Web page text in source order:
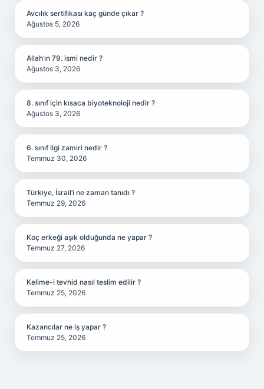
Avcılık sertifikası kaç günde çıkar ?
Ağustos 5, 2026
Allah’ın 79. ismi nedir ?
Ağustos 3, 2026
8. sınıf için kısaca biyoteknoloji nedir ?
Ağustos 3, 2026
6. sınıf ilgi zamiri nedir ?
Temmuz 30, 2026
Türkiye, İsrail’i ne zaman tanıdı ?
Temmuz 29, 2026
Koç erkeği aşık olduğunda ne yapar ?
Temmuz 27, 2026
Kelime-i tevhid nasıl teslim edilir ?
Temmuz 25, 2026
Kazancılar ne iş yapar ?
Temmuz 25, 2026